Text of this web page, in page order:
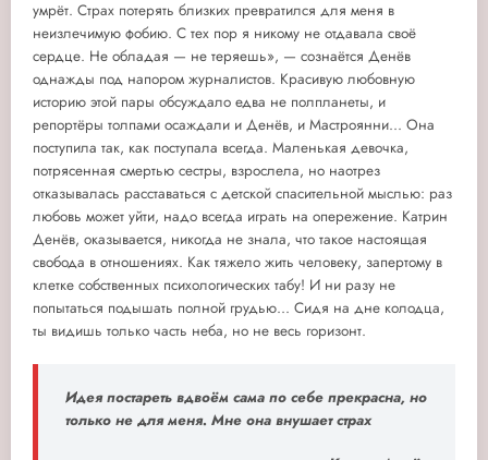
умрёт. Страх потерять близких превратился для меня в
неизлечимую фобию. С тех пор я никому не отдавала своё
сердце. Не обладая — не теряешь», — сознаётся Денёв
однажды под напором журналистов. Красивую любовную
историю этой пары обсуждало едва не полпланеты, и
репортёры толпами осаждали и Денёв, и Мастроянни... Она
поступила так, как поступала всегда. Маленькая девочка,
потрясенная смертью сестры, взрослела, но наотрез
отказывалась расставаться с детской спасительной мыслью: раз
любовь может уйти, надо всегда играть на опережение. Катрин
Денёв, оказывается, никогда не знала, что такое настоящая
свобода в отношениях. Как тяжело жить человеку, запертому в
клетке собственных психологических табу! И ни разу не
попытаться подышать полной грудью... Сидя на дне колодца,
ты видишь только часть неба, но не весь горизонт.
Идея постареть вдвоём сама по себе прекрасна, но
только не для меня. Мне она внушает страх